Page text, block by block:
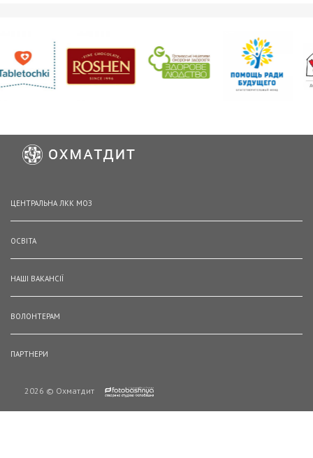
ЦЕНТРАЛЬНА ЛКК МОЗ
ОСВІТА
НАШІ ВАКАНСІЇ
ВОЛОНТЕРАМ
ПАРТНЕРИ
2026 © Охматдит